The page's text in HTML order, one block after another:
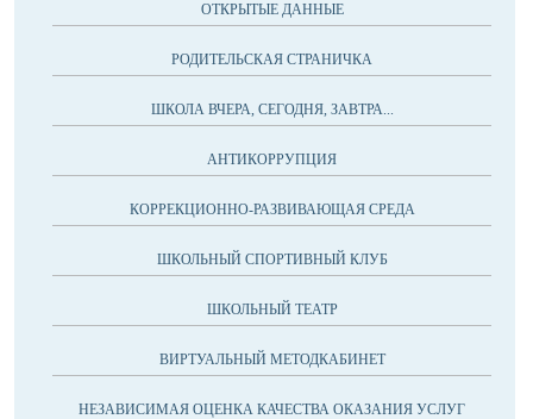
ОТКРЫТЫЕ ДАННЫЕ
РОДИТЕЛЬСКАЯ СТРАНИЧКА
ШКОЛА ВЧЕРА, СЕГОДНЯ, ЗАВТРА...
АНТИКОРРУПЦИЯ
КОРРЕКЦИОННО-РАЗВИВАЮЩАЯ СРЕДА
ШКОЛЬНЫЙ СПОРТИВНЫЙ КЛУБ
ШКОЛЬНЫЙ ТЕАТР
ВИРТУАЛЬНЫЙ МЕТОДКАБИНЕТ
НЕЗАВИСИМАЯ ОЦЕНКА КАЧЕСТВА ОКАЗАНИЯ УСЛУГ